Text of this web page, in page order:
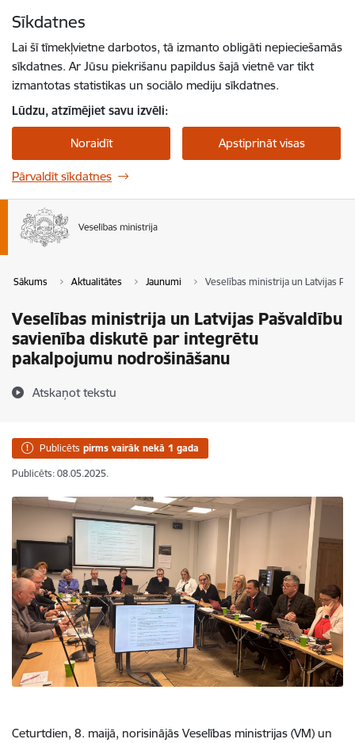
Sīkdatnes
Lai šī tīmekļvietne darbotos, tā izmanto obligāti nepieciešamās
sīkdatnes. Ar Jūsu piekrišanu papildus šajā vietnē var tikt
izmantotas statistikas un sociālo mediju sīkdatnes.
Lūdzu, atzīmējiet savu izvēli:
Noraidīt Apstiprināt visas
Pārvaldīt sīkdatnes
Sākums Aktualitātes Jaunumi Veselības ministrija un Latvijas
Veselības ministrija un Latvijas Pašvaldību
savienība diskutē par integrētu
pakalpojumu nodrošināšanu
Atskaņot tekstu
Publicēts pirms vairāk nekā 1 gada
Publicēts: 08.05.2025.
Ceturtdien, 8. maijā, norisinājās Veselības ministrijas (VM) un